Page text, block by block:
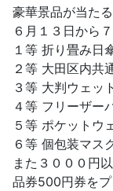
豪華景品が当た
６月１３日から
１等 折り畳み日
２等 大田区内共
３等 大判ウェッ
４等 フリーザー
５等 ポケットウ
６等 個包装マス
また３０００円
品券500円券をプ